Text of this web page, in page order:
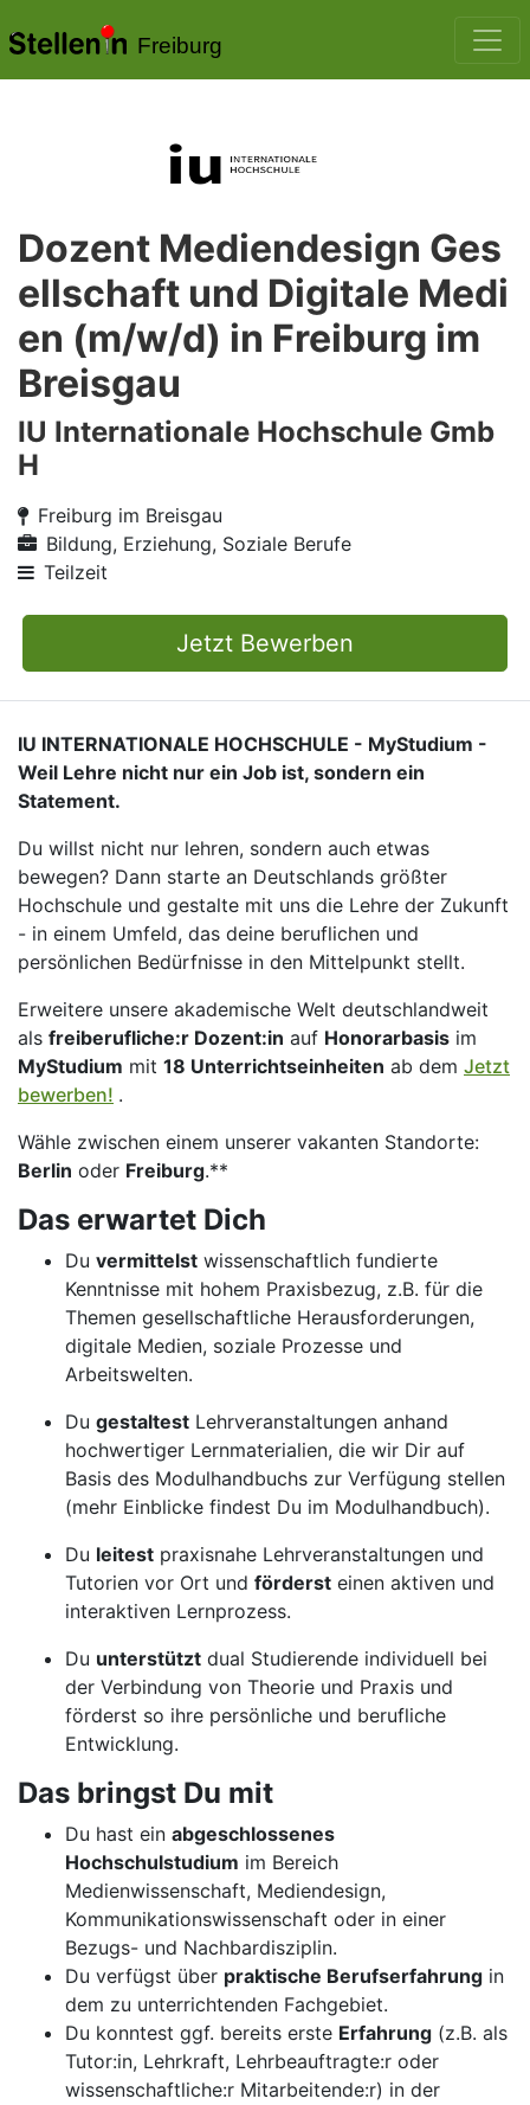
Freiburg
Dozent Mediendesign Ges
ellschaft und Digitale Medi
en (m/w/d) in Freiburg im
Breisgau
IU Internationale Hochschule Gmb
H
Freiburg im Breisgau
Bildung, Erziehung, Soziale Berufe
Teilzeit
Jetzt Bewerben
IU INTERNATIONALE HOCHSCHULE - MyStudium -
Weil Lehre nicht nur ein Job ist, sondern ein
Statement.
Du willst nicht nur lehren, sondern auch etwas
bewegen? Dann starte an Deutschlands größter
Hochschule und gestalte mit uns die Lehre der Zukunft
- in einem Umfeld, das deine beruflichen und
persönlichen Bedürfnisse in den Mittelpunkt stellt.
Erweitere unsere akademische Welt deutschlandweit
als freiberufliche:r Dozent:in auf Honorarbasis im
MyStudium mit 18 Unterrichtseinheiten ab dem Jetzt
bewerben! .
Wähle zwischen einem unserer vakanten Standorte:
Berlin oder Freiburg.**
Das erwartet Dich
Du vermittelst wissenschaftlich fundierte
Kenntnisse mit hohem Praxisbezug, z.B. für die
Themen gesellschaftliche Herausforderungen,
digitale Medien, soziale Prozesse und
Arbeitswelten.
Du gestaltest Lehrveranstaltungen anhand
hochwertiger Lernmaterialien, die wir Dir auf
Basis des Modulhandbuchs zur Verfügung stellen
(mehr Einblicke findest Du im Modulhandbuch).
Du leitest praxisnahe Lehrveranstaltungen und
Tutorien vor Ort und förderst einen aktiven und
interaktiven Lernprozess.
Du unterstützt dual Studierende individuell bei
der Verbindung von Theorie und Praxis und
förderst so ihre persönliche und berufliche
Entwicklung.
Das bringst Du mit
Du hast ein abgeschlossenes
Hochschulstudium im Bereich
Medienwissenschaft, Mediendesign,
Kommunikationswissenschaft oder in einer
Bezugs- und Nachbardisziplin.
Du verfügst über praktische Berufserfahrung in
dem zu unterrichtenden Fachgebiet.
Du konntest ggf. bereits erste Erfahrung (z.B. als
Tutor:in, Lehrkraft, Lehrbeauftragte:r oder
wissenschaftliche:r Mitarbeitende:r) in der